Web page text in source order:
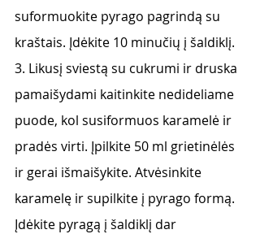
suformuokite pyrago pagrindą su
kraštais. Įdėkite 10 minučių į šaldiklį.
3. Likusį sviestą su cukrumi ir druska
pamaišydami kaitinkite nedideliame
puode, kol susiformuos karamelė ir
pradės virti. Įpilkite 50 ml grietinėlės
ir gerai išmaišykite. Atvėsinkite
karamelę ir supilkite į pyrago formą.
Įdėkite pyragą į šaldiklį dar